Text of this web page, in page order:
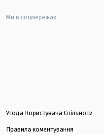
Ми в соцмережах:
Угода Користувача Спільноти
Правила коментування